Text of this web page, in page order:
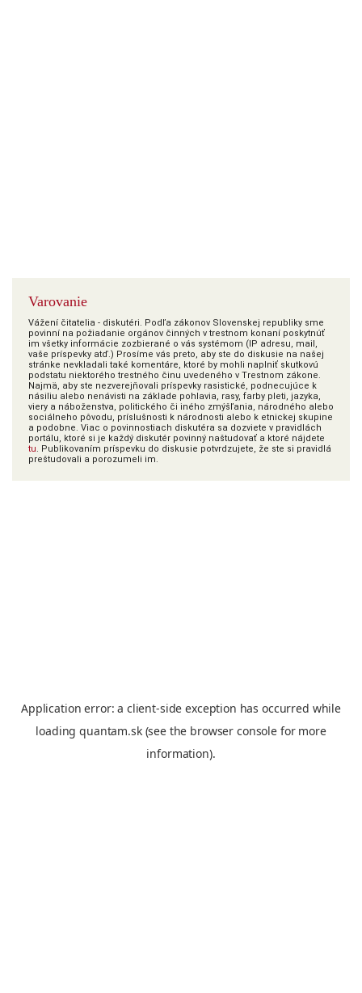
Varovanie
Vážení čitatelia - diskutéri. Podľa zákonov Slovenskej republiky sme
povinní na požiadanie orgánov činných v trestnom konaní poskytnúť
im všetky informácie zozbierané o vás systémom (IP adresu, mail,
vaše príspevky atď.) Prosíme vás preto, aby ste do diskusie na našej
stránke nevkladali také komentáre, ktoré by mohli naplniť skutkovú
podstatu niektorého trestného činu uvedeného v Trestnom zákone.
Najmä, aby ste nezverejňovali príspevky rasistické, podnecujúce k
násiliu alebo nenávisti na základe pohlavia, rasy, farby pleti, jazyka,
viery a náboženstva, politického či iného zmýšľania, národného alebo
sociálneho pôvodu, príslušnosti k národnosti alebo k etnickej skupine
a podobne. Viac o povinnostiach diskutéra sa dozviete v pravidlách
portálu, ktoré si je každý diskutér povinný naštudovať a ktoré nájdete
tu. Publikovaním príspevku do diskusie potvrdzujete, že ste si pravidlá
preštudovali a porozumeli im.